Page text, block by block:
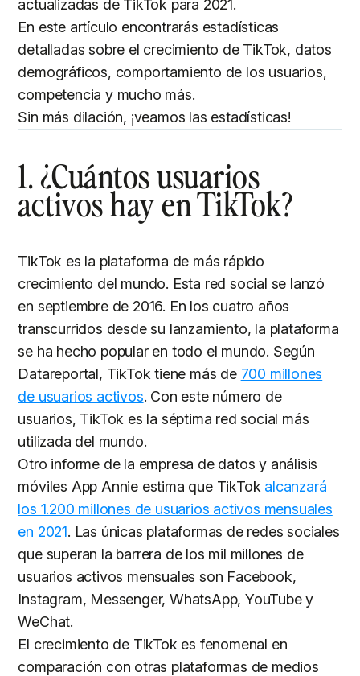
actualizadas de TikTok para 2021.
En este artículo encontrarás estadísticas
detalladas sobre el crecimiento de TikTok, datos
demográficos, comportamiento de los usuarios,
competencia y mucho más.
Sin más dilación, ¡veamos las estadísticas!
1. ¿Cuántos usuarios
activos hay en TikTok?
TikTok es la plataforma de más rápido
crecimiento del mundo. Esta red social se lanzó
en septiembre de 2016. En los cuatro años
transcurridos desde su lanzamiento, la plataforma
se ha hecho popular en todo el mundo. Según
Datareportal, TikTok tiene más de 700 millones
de usuarios activos. Con este número de
usuarios, TikTok es la séptima red social más
utilizada del mundo.
Otro informe de la empresa de datos y análisis
móviles App Annie estima que TikTok alcanzará
los 1.200 millones de usuarios activos mensuales
en 2021. Las únicas plataformas de redes sociales
que superan la barrera de los mil millones de
usuarios activos mensuales son Facebook,
Instagram, Messenger, WhatsApp, YouTube y
WeChat.
El crecimiento de TikTok es fenomenal en
comparación con otras plataformas de medios